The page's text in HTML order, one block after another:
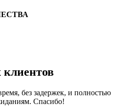
без задержек, и полностью
Спасибо!